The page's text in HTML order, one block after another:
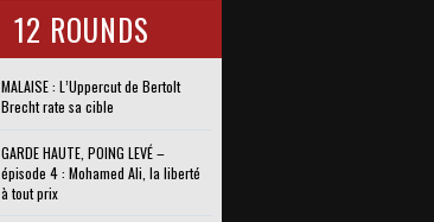
12 ROUNDS
MALAISE : L’Uppercut de Bertolt
Brecht rate sa cible
GARDE HAUTE, POING LEVÉ –
épisode 4 : Mohamed Ali, la liberté
à tout prix